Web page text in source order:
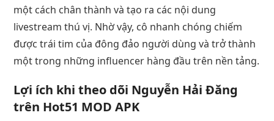
một cách chân thành và tạo ra các nội dung
livestream thú vị. Nhờ vậy, cô nhanh chóng chiếm
được trái tim của đông đảo người dùng và trở thành
một trong những influencer hàng đầu trên nền tảng.
Lợi ích khi theo dõi Nguyễn Hải Đăng
trên Hot51 MOD APK